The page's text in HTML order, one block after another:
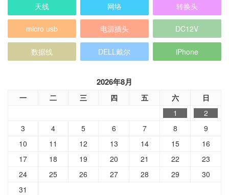
天线 网络 转换头
micro usb 电源插头 DC12V
数据线 DELL戴尔 iPhone
2026年8月
一 二 三 四 五 六 日
1
2
3
4 5 6 7 8
9
10
11 12 13 14 15
16
17
18 19 20 21 22
23
24
25 26 27 28 29
30
31